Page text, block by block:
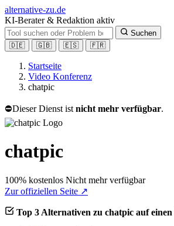
alternative-zu.de
KI-Berater & Redaktion aktiv
Suchen
🇩🇪
🇬🇧 🇪🇸 🇫🇷
Startseite
Video Konferenz
chatpic
⛔Dieser Dienst ist nicht mehr verfügbar.
chatpic
100% kostenlos Nicht mehr verfügbar
Zur offiziellen Seite ↗
Top 3 Alternativen zu chatpic auf